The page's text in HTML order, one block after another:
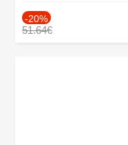
-20%
51.64€